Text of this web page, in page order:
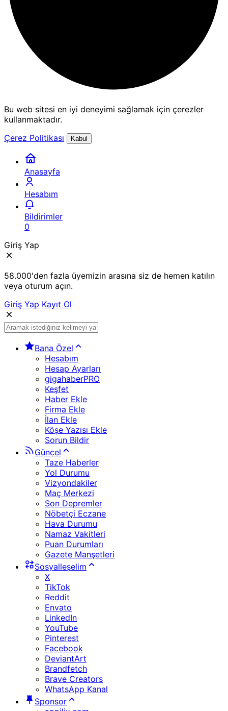
Bu web sitesi en iyi deneyimi sağlamak için çerezler
kullanmaktadır.
Çerez Politikası
Kabul
Anasayfa
Hesabım
Bildirimler
0
Giriş Yap
58.000'den fazla üyemizin arasına siz de hemen katılın
veya oturum açın.
Giriş Yap Kayıt Ol
Bana Özel
Hesabım
Hesap Ayarları
gigahaberPRO
Keşfet
Haber Ekle
Firma Ekle
İlan Ekle
Köşe Yazısı Ekle
Sorun Bildir
Güncel
Taze Haberler
Yol Durumu
Vizyondakiler
Maç Merkezi
Son Depremler
Nöbetçi Eczane
Hava Durumu
Namaz Vakitleri
Puan Durumları
Gazete Manşetleri
Sosyalleşelim
X
TikTok
Reddit
Envato
LinkedIn
YouTube
Pinterest
Facebook
DeviantArt
Brandfetch
Brave Creators
WhatsApp Kanal
Sponsor